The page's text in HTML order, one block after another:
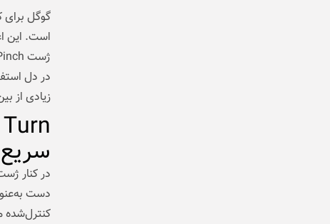
گوگل برای
است. این
در دل
زیادی از
سریع
دست
کنترل‌شده